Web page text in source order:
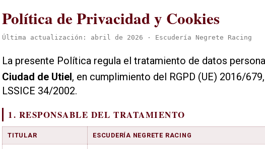
Política de Privacidad y Cookies
Última actualización: abril de 2026 · Escudería Negrete Racing
La presente Política regula el tratamiento de datos
Ciudad de Utiel, en cumplimiento del RGPD (UE) 2016/
LSSICE 34/2002.
1. RESPONSABLE DEL TRATAMIENTO
TITULAR ESCUDERÍA NEGRETE RACING